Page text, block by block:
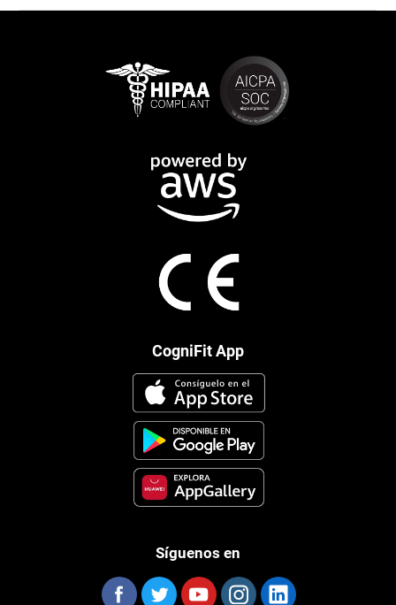
CogniFit App
Síguenos en